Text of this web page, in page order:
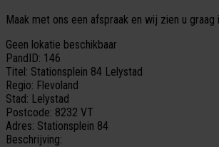
Maak met ons een afspraak en wij zien u graag
Geen lokatie beschikbaar
PandID: 146
Titel: Stationsplein 84 Lelystad
Regio: Flevoland
Stad: Lelystad
Postcode: 8232 VT
Adres: Stationsplein 84
Beschrijving: